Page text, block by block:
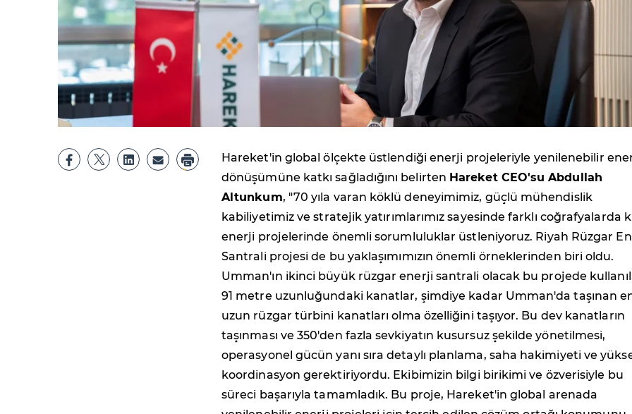
Hareket'in global ölçekte üstlendiği enerji projeleriyle yenilenebilir
dönüşümüne katkı sağladığını belirten Hareket CEO'su Abdullah
Altunkum, "70 yıla varan köklü deneyimimiz, güçlü mühendislik
kabiliyetimiz ve stratejik yatırımlarımız sayesinde farklı coğrafyalarda
enerji projelerinde önemli sorumluluklar üstleniyoruz. Riyah Rüzgar
Santrali projesi de bu yaklaşımımızın önemli örneklerinden biri oldu.
Umman'ın ikinci büyük rüzgar enerji santrali olacak bu projede
91 metre uzunluğundaki kanatlar, şimdiye kadar Umman'da taşınan
uzun rüzgar türbini kanatları olma özelliğini taşıyor. Bu dev kanatların
taşınması ve 350'den fazla sevkiyatın kusursuz şekilde yönetilmesi,
operasyonel gücün yanı sıra detaylı planlama, saha hakimiyeti ve
koordinasyon gerektiriyordu. Ekibimizin bilgi birikimi ve özverisiyle bu
süreci başarıyla tamamladık. Bu proje, Hareket'in global arenada